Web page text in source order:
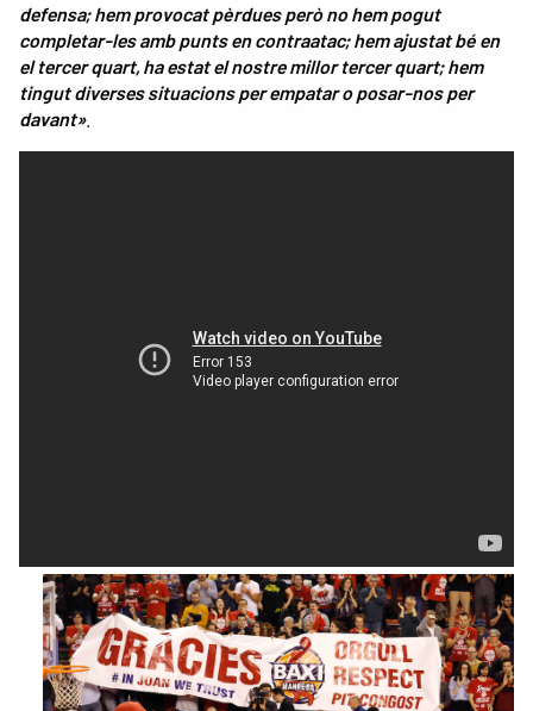
defensa; hem provocat pèrdues però no hem pogut
completar-les amb punts en contraatac; hem ajustat bé en
el tercer quart, ha estat el nostre millor tercer quart; hem
tingut diverses situacions per empatar o posar-nos per
davant».